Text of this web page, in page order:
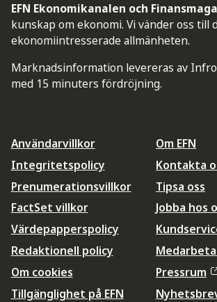
EFN Ekonomikanalen och
kunskap om ekonomi. Vi vänder oss till
ekonomiintresserade allmänheten.
Marknadsinformation levereras av
med 15 minuters fördröjning.
Användarvillkor
Integritetspolicy
Prenumerationsvillkor
FactSet villkor
Värdepapperspolicy
Redaktionell policy
Om cookies
Tillgänglighet på EFN
Om EFN
Kontakta
Tipsa oss
Jobba hos
Pressrum